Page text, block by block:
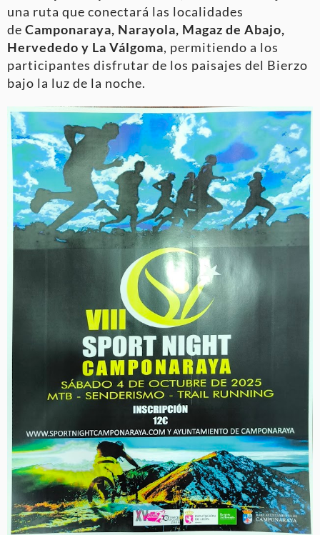
una ruta que conectará las localidades
de Camponaraya, Narayola, Magaz de Abajo,
Hervededo y La Válgoma, permitiendo a los
participantes disfrutar de los paisajes del Bierzo
bajo la luz de la noche.